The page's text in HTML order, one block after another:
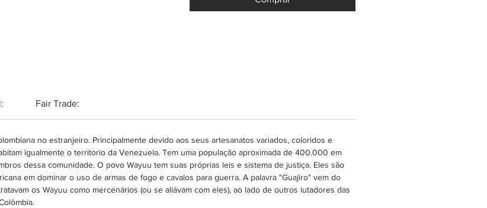
do norte da Colômbia. Tamanho
cores alinhadas, revestido do que
denominamos "pijama". Este modelo
específico contém gáspea fashion feita
em técnica de "tecido Wayuu". São do
Fair Trade:
no estranjeiro. Principalmente devido aos seus artesanatos variados, coloridos e
igualmente o territorio da Venezuela. Tem uma população aproximada de 400.000 em
dessa comunidade. O povo Wayuu tem suas próprias leis e sistema de justiça. Eles são
em dominar o uso de armas de fogo e cavalos para guerra. A palavra "Guajiro" vem do
os Wayuu como mercenários (ou se aliávam com eles), ao lado de outros lutadores das